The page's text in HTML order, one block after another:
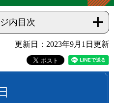
内目次
更新日：2023年9月1日更新